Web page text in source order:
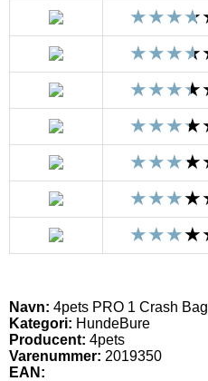
Navn: 4pets PRO 1 Crash Bag
Kategori: HundeBure
Producent: 4pets
Varenummer: 2019350
EAN: